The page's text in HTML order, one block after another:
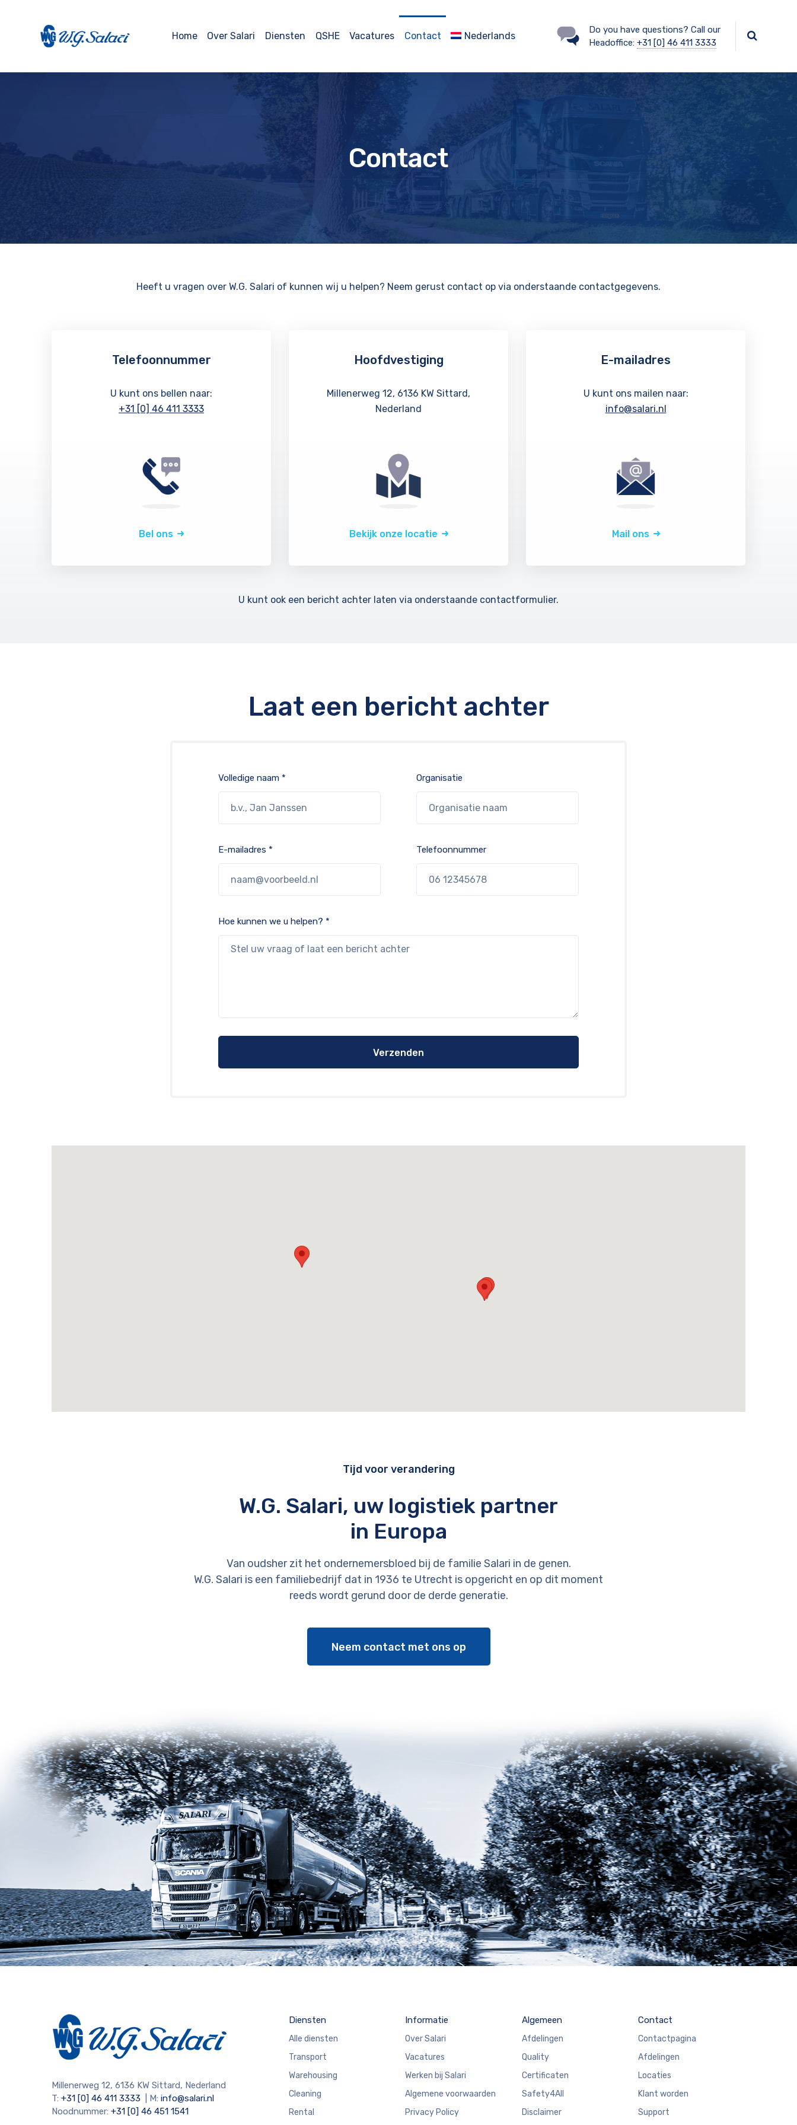
Home Over Salari Diensten QSHE Vacatures Contact Nederlands
Do you have questions? Call our
Headoffice: +31 [0] 46 411 3333
Contact
Heeft u vragen over W.G. Salari of kunnen wij u helpen? Neem gerust contact op via onderstaande contactgegevens.
Telefoonnummer
U kunt ons bellen naar:
+31 [0] 46 411 3333
Bel ons
Hoofdvestiging
Millenerweg 12, 6136 KW Sittard,
Nederland
Bekijk onze locatie
E-mailadres
U kunt ons mailen naar:
info@salari.nl
Mail ons
U kunt ook een bericht achter laten via onderstaande contactformulier.
Laat een bericht achter
Volledige naam * Organisatie
E-mailadres * Telefoonnummer
Hoe kunnen we u helpen? *
Tijd voor verandering
W.G. Salari, uw logistiek partner
in Europa
Van oudsher zit het ondernemersbloed bij de familie Salari in de genen.
W.G. Salari is een familiebedrijf dat in 1936 te Utrecht is opgericht en op dit moment
reeds wordt gerund door de derde generatie.
Neem contact met ons op
Millenerweg 12, 6136 KW Sittard, Nederland
T: +31 [0] 46 411 3333 | M: info@salari.nl
Noodnummer: +31 [0] 46 451 1541
Diensten
Alle diensten
Transport
Warehousing
Cleaning
Rental
Informatie
Over Salari
Vacatures
Werken bij Salari
Algemene voorwaarden
Privacy Policy
Algemeen
Afdelingen
Quality
Certificaten
Safety4All
Disclaimer
Contact
Contactpagina
Afdelingen
Locaties
Klant worden
Support